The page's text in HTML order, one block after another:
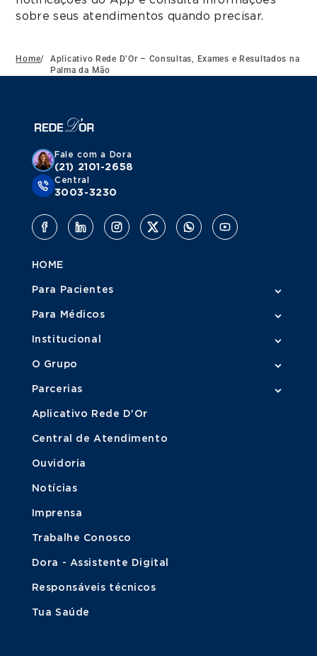
sobre seus atendimentos quando precisar.
Home/
Aplicativo Rede D’Or – Consultas, Exames e Resultados na
Palma da Mão
Fale com a Dora
(21) 2101-2658
Central
3003-3230
HOME
Para Pacientes
Para Médicos
Institucional
O Grupo
Parcerias
Aplicativo Rede D'Or
Central de Atendimento
Ouvidoria
Notícias
Imprensa
Trabalhe Conosco
Dora - Assistente Digital
Responsáveis técnicos
Tua Saúde